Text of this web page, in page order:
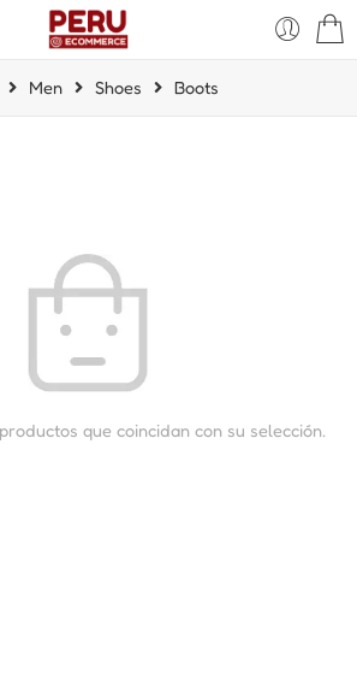
Men Shoes Boots
que coincidan con su selección.